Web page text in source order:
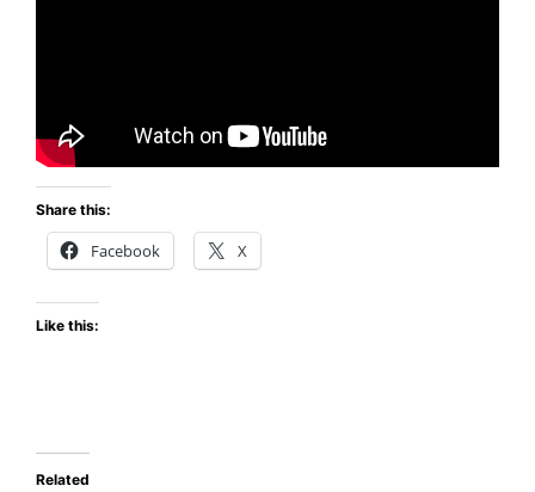
Share this:
Facebook X
Like this:
Related